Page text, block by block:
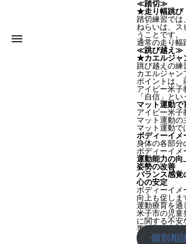
≪踏切≫
★走り幅跳び
踏切練習では
ねらいは、ス
うことです。
通常の走り幅
≪跳び越え≫
★カエルジャ
跳び越えの練
カエルジャン
ポイントは、
アイビー米子
「自信」と
マット運動で
アイビー米子
マット運動の
マット運動で
ボディーイメ
身体の各部分
ボディーイメ
運動能力の向
姿勢の改善
バランス感覚
心の安定
ボディーイメ
向上も促しま
運動療育を通
米子市の児童
に関する不安
専門的な知識
個別相